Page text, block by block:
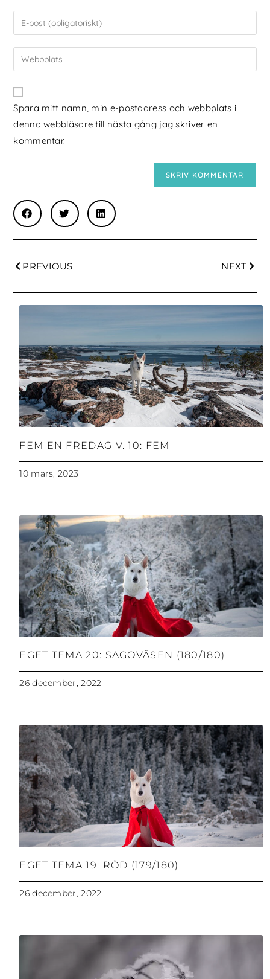
Spara mitt namn, min e-postadress och webbplats i
denna webbläsare till nästa gång jag skriver en
kommentar.
PREVIOUS NEXT
FEM EN FREDAG V. 10: FEM
10 mars, 2023
EGET TEMA 20: SAGOVÄSEN (180/180)
26 december, 2022
EGET TEMA 19: RÖD (179/180)
26 december, 2022